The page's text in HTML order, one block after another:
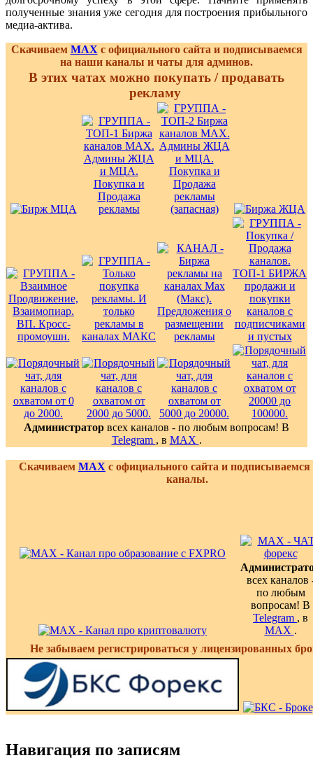
полученные знания уже сегодня для построения прибыльного
медиа-актива.
Скачиваем MAX с официального сайта и подписываемся
на наши каналы и чаты для админов.
В этих чатах можно покупать / продавать
рекламу
Администратор всех каналов - по любым вопросам! В
Telegram , в MAX .
Скачиваем MAX с официального сайта и
каналы.
всех каналов
по любым
вопросам! В
Telegram , в
MAX .
Не забываем регистрироваться у лицензированных
Навигация по записям